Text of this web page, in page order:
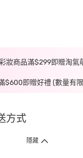
妝商品滿$299即贈淘氣
$600即贈好禮 (數量有
方式
隱藏